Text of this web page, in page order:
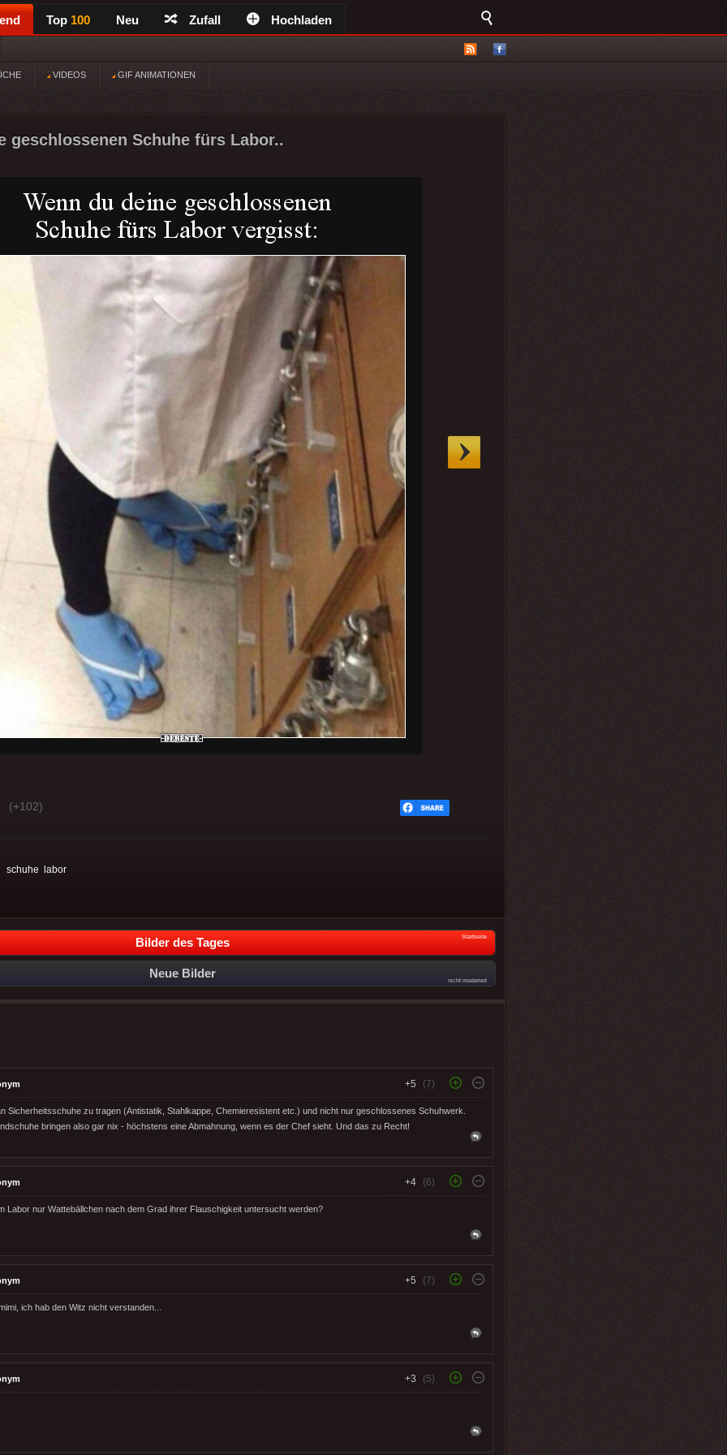
Top 100 Neu Zufall Hochladen
VIDEOS GIF ANIMATIONEN
geschlossenen Schuhe fürs Labor..
(+102)
schuhe labor
Bilder des Tages Startseite
Neue Bilder
nicht moderiert
+5 (7)
Sicherheitsschuhe zu tragen (Antistatik, Stahlkappe, Chemieresistent etc.) und nicht nur geschlossenes Schuhwerk.
bringen also gar nix - höchstens eine Abmahnung, wenn es der Chef sieht. Und das zu Recht!
+4 (6)
Labor nur Wattebällchen nach dem Grad ihrer Flauschigkeit untersucht werden?
+5 (7)
ich hab den Witz nicht verstanden...
+3 (5)